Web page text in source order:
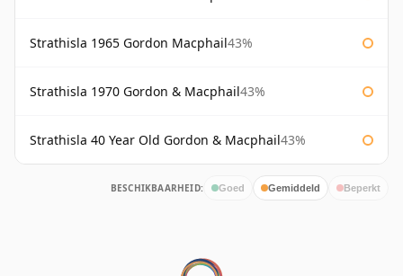
Strathisla 1965 Gordon Macphail43%
Strathisla 1970 Gordon & Macphail43%
Strathisla 40 Year Old Gordon & Macphail43%
BESCHIKBAARHEID: Goed Gemiddeld Beperkt